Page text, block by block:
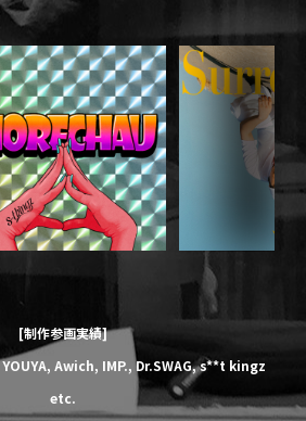
[制作参画実績]
YOUYA, Awich, IMP., Dr.SWAG,s**t kingz
etc.